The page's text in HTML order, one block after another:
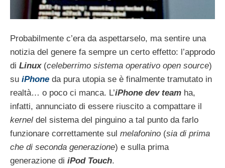
Probabilmente c’era da aspettarselo, ma sentire una
notizia del genere fa sempre un certo effetto: l’approdo
di Linux(celeberrimo sistema operativo open source)
su iPhone da pura utopia se è finalmente tramutato in
realtà… o poco ci manca. L’iPhone dev team ha,
infatti, annunciato di essere riuscito a compattare il
kernel del sistema del pinguino a tal punto da farlo
funzionare correttamente sul melafonino (sia di prima
che di seconda generazione) e sulla prima
generazione di iPod Touch.